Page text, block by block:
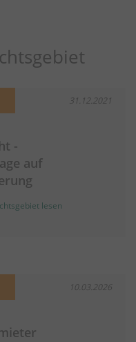
31.12.2021
-
auf
lesen
10.03.2026